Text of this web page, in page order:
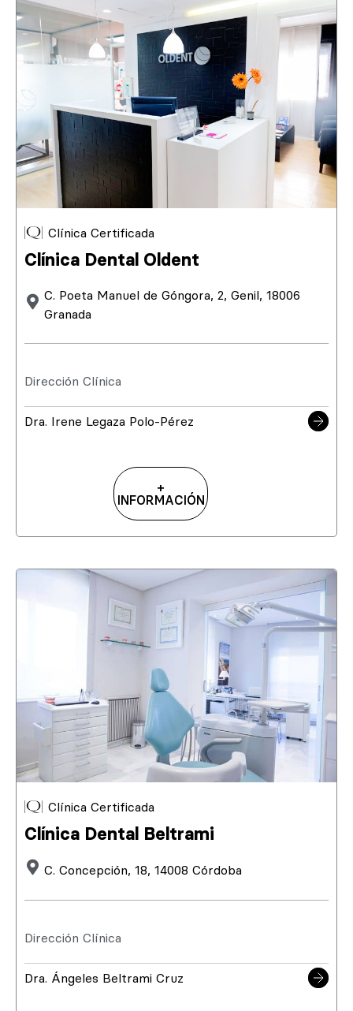
Clínica Certificada
Clínica Dental Oldent
C. Poeta Manuel de Góngora, 2, Genil, 18006
Granada
Dirección Clínica
Dra. Irene Legaza Polo-Pérez
+
INFORMACIÓN
Clínica Certificada
Clínica Dental Beltrami
C. Concepción, 18, 14008 Córdoba
Dirección Clínica
Dra. Ángeles Beltrami Cruz